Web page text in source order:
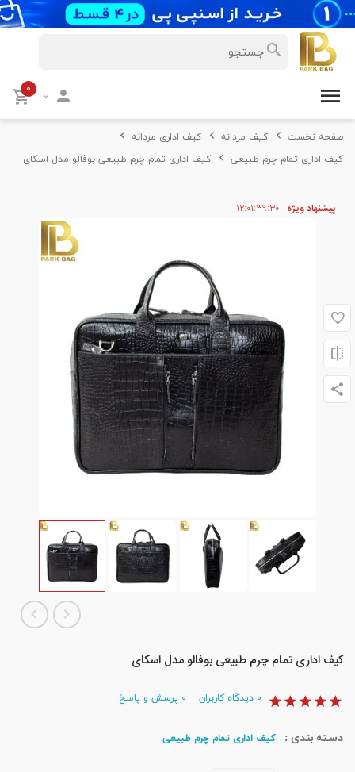
۰
صفحه نخست کیف مردانه
کیف اداری مردانه
کیف اداری تمام چرم طبیعی
کیف اداری تمام چرم طبیعی بوفالو مدل اسکای
پیشنهاد ویژه ۱۲ ۰۱۳۹۲۹
کیف اداری تمام چرم طبیعی بوفالو مدل اسکای
دیدگاه کاربران پرسش و پاسخ
دسته بندی : کیف اداری تمام چرم طبیعی